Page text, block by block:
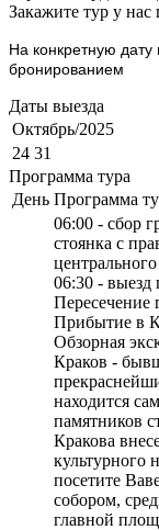
Закажите тур у нас
На конкретную дату
бронированием
Даты выезда
Октябрь/2025
24 31
Программа тура
День Программа
06:00 - сбор
стоянка с
06:30 - выезд
Пересечение
Прибытие в
Обзорная
Краков -
находится
памятников
Кракова
культурного
посетите
собором,
главной